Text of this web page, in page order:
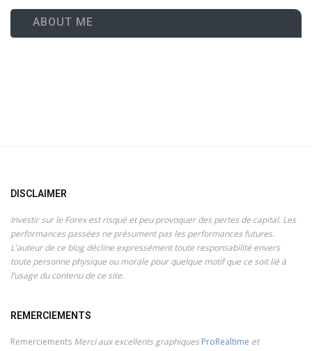
ABOUT ME
DISCLAIMER
Investir sur le Forex est risqué et peu provoquer des pertes de capital. Les
performances passées ne présument pas les performances futures.
L'auteur de ce blog décline expressément toute responsabilité envers
toute personne physique ou morale pour quelque motif que ce soit lié à
l’usage du contenu de ce site.
REMERCIEMENTS
Remerciements Merci aux excellents graphiques ProRealtime et